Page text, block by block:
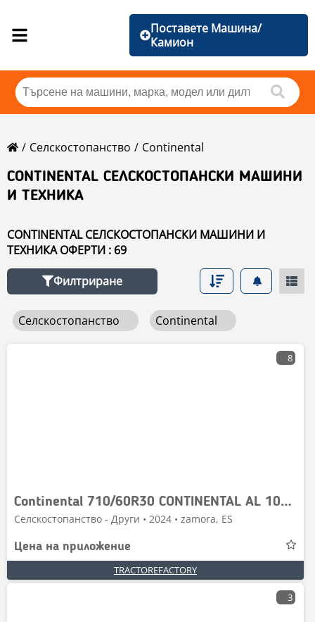
Поставете Машина/
Камион
Селскостопанство
Continental
CONTINENTAL СЕЛСКОСТОПАНСКИ МАШИНИ
И ТЕХНИКА
CONTINENTAL СЕЛСКОСТОПАНСКИ МАШИНИ И
ТЕХНИКА ОФЕРТИ : 69
Филтриране
Селскостопанство Continental
8
Continental 710/60R30 CONTINENTAL AL 10% VIDA
Селскостопанство - Други • 2024 • zamora, ES
Цена на приложение
TRACTOREFACTORY
3